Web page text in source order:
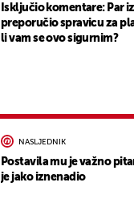
Isključio komentare: Par
preporučio spravicu za
li vam se ovo sigurnim?
NASLJEDNIK
Postavila mu je važno
je jako iznenadio